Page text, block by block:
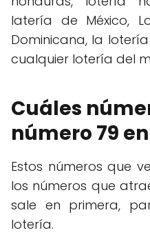
latería de México,
Dominicana, la
cualquier lotería del
Cuáles
número 79
Estos números que
los números que
sale en primera,
lotería.